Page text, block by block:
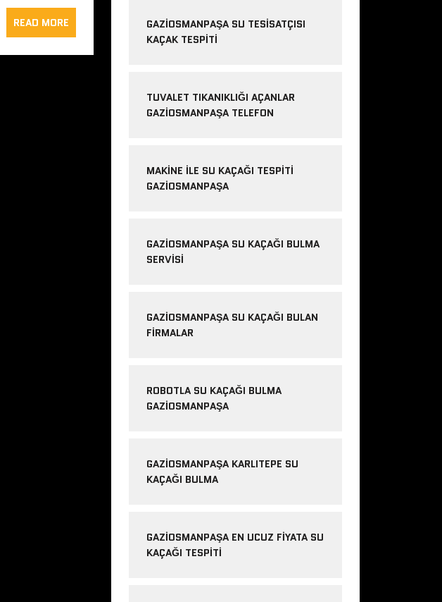
READ MORE
GAZIOSMANPAŞA SU TESISATÇISI
KAÇAK TESPITI
TUVALET TIKANIKLIĞI AÇANLAR
GAZIOSMANPAŞA TELEFON
MAKINE ILE SU KAÇAĞI TESPITI
GAZIOSMANPAŞA
GAZIOSMANPAŞA SU KAÇAĞI BULMA
SERVISI
GAZIOSMANPAŞA SU KAÇAĞI BULAN
FIRMALAR
ROBOTLA SU KAÇAĞI BULMA
GAZIOSMANPAŞA
GAZIOSMANPAŞA KARLITEPE SU
KAÇAĞI BULMA
GAZIOSMANPAŞA EN UCUZ FIYATA SU
KAÇAĞI TESPITI